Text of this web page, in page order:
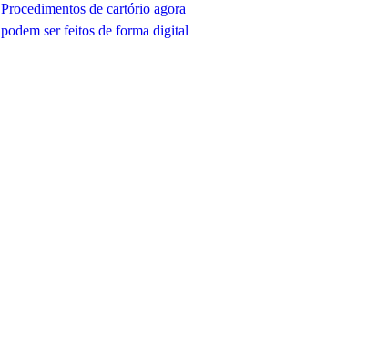
Procedimentos de cartório agora
podem ser feitos de forma digital